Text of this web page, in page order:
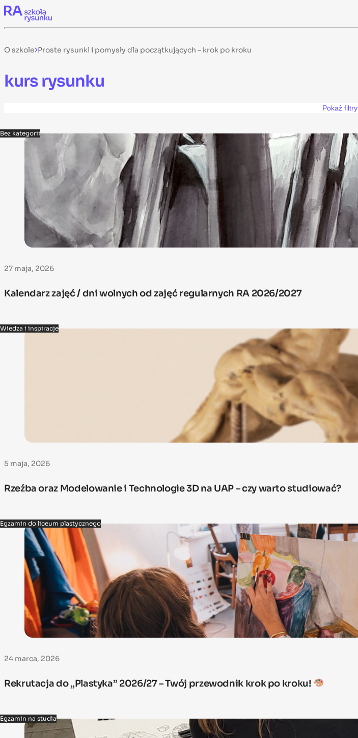
Skip to content
O szkole Proste rysunki i pomysły dla początkujących – krok po kroku
kurs rysunku
Pokaż filtry
Bez kategorii
27 maja, 2026
Kalendarz zajęć / dni wolnych od zajęć regularnych RA 2026/2027
Wiedza i inspiracje
5 maja, 2026
Rzeźba oraz Modelowanie i Technologie 3D na UAP – czy warto studiować?
Egzamin do liceum plastycznego
24 marca, 2026
Rekrutacja do „Plastyka” 2026/27 – Twój przewodnik krok po kroku!
Egzamin na studia